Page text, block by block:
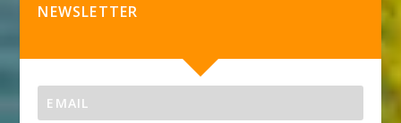
NEWSLETTER